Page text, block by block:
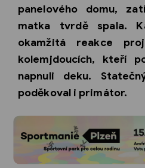
panelového domu,
matka tvrdě spala.
okamžitá reakce
kolemjdoucích, kteří
napnuli deku.
poděkoval i primátor.